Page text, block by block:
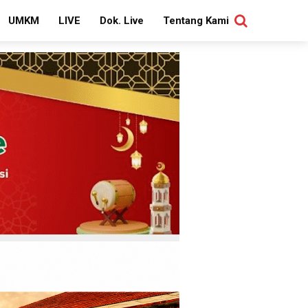
UMKM LIVE Dok. Live Tentang Kami
SEARCH